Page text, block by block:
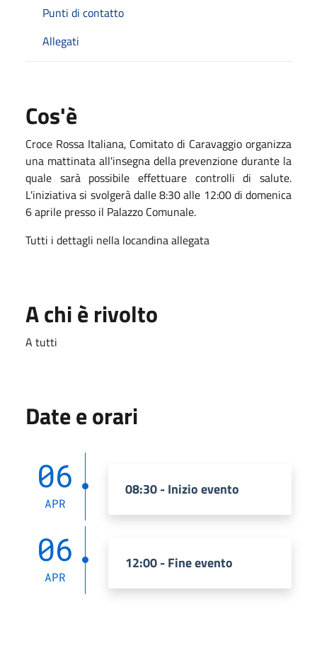
Punti di contatto
Allegati
Cos'è
Croce Rossa Italiana, Comitato di Caravaggio organizza
una mattinata all'insegna della prevenzione durante la
quale sarà possibile effettuare controlli di salute.
L'iniziativa si svolgerà dalle 8:30 alle 12:00 di domenica
6 aprile presso il Palazzo Comunale.
Tutti i dettagli nella locandina allegata
A chi è rivolto
A tutti
Date e orari
06
APR
08:30 - Inizio evento
06
APR
12:00 - Fine evento